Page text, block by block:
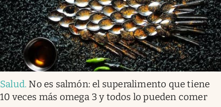
Espiritualidad
Mediakit
abre en nueva pestaña
México
Salud. No es salmón: el superalimento que tiene
10 veces más omega 3 y todos lo pueden comer